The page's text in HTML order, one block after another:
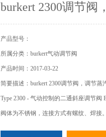
burkert 2300调节阀
产品型号：
所属分类：burkert气动调节阀
产品时间：2017-03-22
简要描述：burkert 2300调节阀，调节蒸
Type 2300 - 气动控制的二通斜座调节阀
阀体为不锈钢，连接方式有螺纹、焊接